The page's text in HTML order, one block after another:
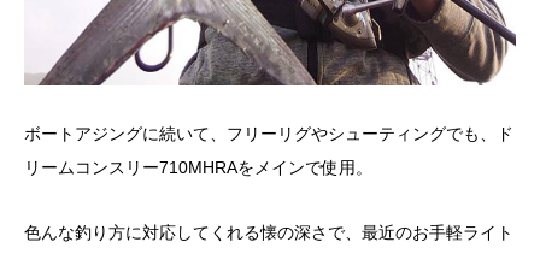
ボートアジングに続いて、フリーリグやシューティングでも、ド
リームコンスリー710MHRAをメインで使用。
色んな釣り方に対応してくれる懐の深さで、最近のお手軽ライト